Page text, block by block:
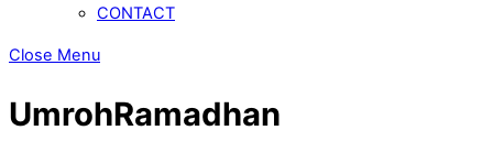
CONTACT
Close Menu
UmrohRamadhan